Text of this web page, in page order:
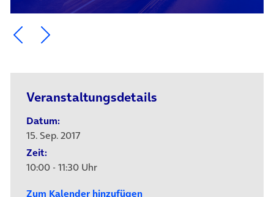
Ein Element zurück blättern
Ein Element weiter blättern
Veranstaltungsdetails
Datum:
15. Sep. 2017
Zeit:
10:00 - 11:30 Uhr
Zum Kalender hinzufügen